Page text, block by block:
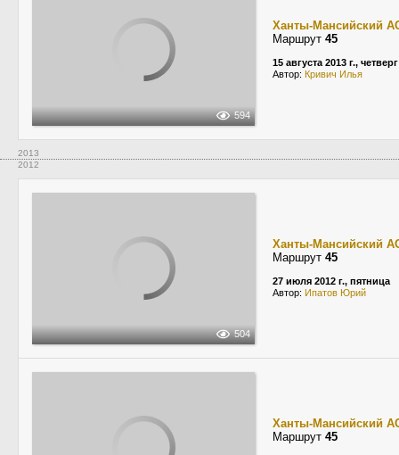
594
Ханты-Мансийский
Маршрут 45
15 августа 2013 г., четверг
Автор: Кривич Илья
2013
2012
504
Ханты-Мансийский
Маршрут 45
27 июля 2012 г., пятница
Автор: Ипатов Юрий
Ханты-Мансийский
Маршрут 45